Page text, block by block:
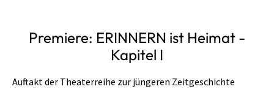
Premiere: ERINNERN ist Heimat -
Kapitel I
Auftakt der Theaterreihe zur jüngeren Zeitgeschichte